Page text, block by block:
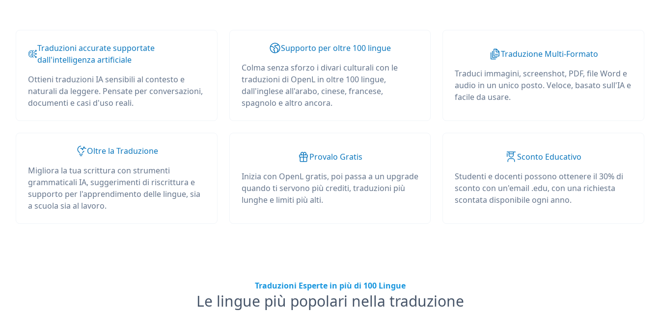
Traduzioni accurate supportate
dall'intelligenza artificiale
Ottieni traduzioni IA sensibili al contesto e
naturali da leggere. Pensate per conversazioni,
documenti e casi d'uso reali.
Supporto per oltre 100 lingue
Colma senza sforzo i divari culturali con le
traduzioni di OpenL in oltre 100 lingue,
dall'inglese all'arabo, cinese, francese,
spagnolo e altro ancora.
Traduzione Multi-Formato
Traduci immagini, screenshot, PDF, file Word e
audio in un unico posto. Veloce, basato sull'IA e
facile da usare.
Oltre la Traduzione
Migliora la tua scrittura con strumenti
grammaticali IA, suggerimenti di riscrittura e
supporto per l'apprendimento delle lingue, sia
a scuola sia al lavoro.
Provalo Gratis
Inizia con OpenL gratis, poi passa a un upgrade
quando ti servono più crediti, traduzioni più
lunghe e limiti più alti.
Sconto Educativo
Studenti e docenti possono ottenere il 30% di
sconto con un'email .edu, con una richiesta
scontata disponibile ogni anno.
Traduzioni Esperte in più di 100 Lingue
Le lingue più popolari nella traduzione